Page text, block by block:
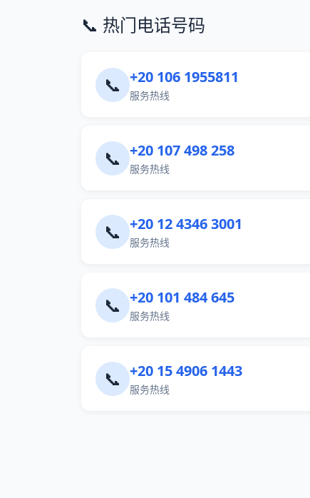
📞 热门电话号码
📞 +20 106 1955811
服务热线
📞 +20 107 498 258
服务热线
📞 +20 12 4346 3001
服务热线
📞 +20 101 484 645
服务热线
📞 +20 15 4906 1443
服务热线